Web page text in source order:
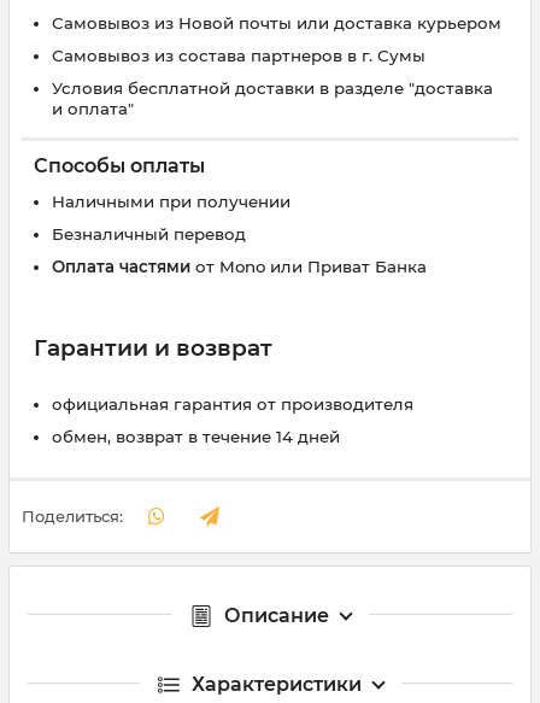
Самовывоз из Новой почты или доставка курьером
Самовывоз из состава партнеров в г. Сумы
Условия бесплатной доставки в разделе "доставка
и оплата"
Способы оплаты
Наличными при получении
Безналичный перевод
Оплата частями от Mono или Приват Банка
Гарантии и возврат
официальная гарантия от производителя
обмен, возврат в течение 14 дней
Поделиться:
Описание
Характеристики